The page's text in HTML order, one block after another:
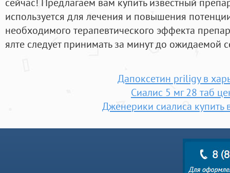
используется для лечения и повышения
необходимого терапевтического эффекта
ялте следует принимать за минут до ожидаемой
Дапоксетин priligy в
Сиалис 5 мг 28 таб
Дженерики сиалиса купить